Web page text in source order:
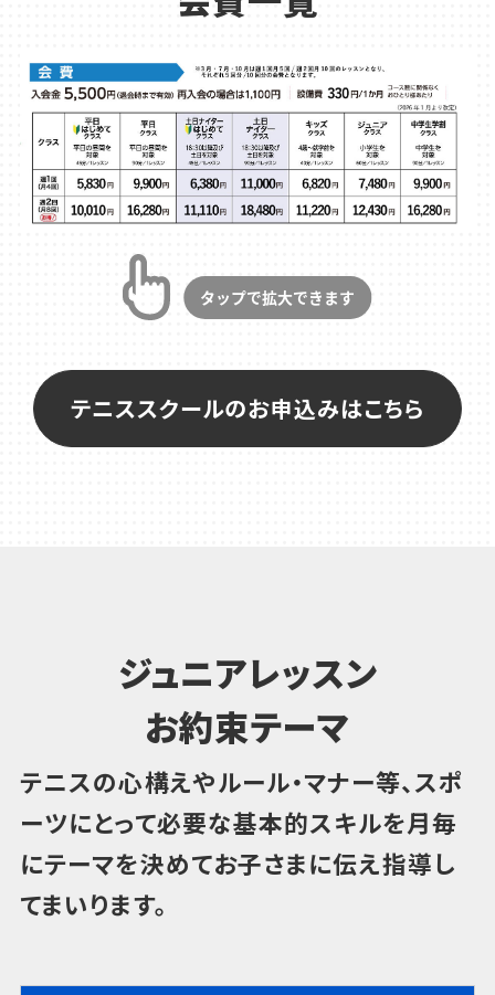
テニススクールのお申込みはこちら
ジュニアレッスン
お約束テーマ
テニスの心構えやルール・マナー等、スポ
ーツにとって必要な基本的スキルを月毎
にテーマを決めてお子さまに伝え指導し
てまいります。